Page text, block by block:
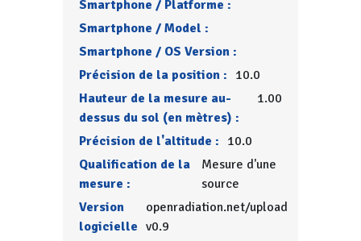
Smartphone / Platforme :
Smartphone / Model :
Smartphone / OS Version :
Précision de la position : 10.0
Hauteur de la mesure au-
dessus du sol (en mètres) :
1.00
Précision de l'altitude : 10.0
Qualification de la
mesure :
Mesure d'une
source
Version
logicielle
openradiation.net/upload
v0.9